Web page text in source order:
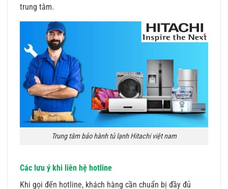
trung tâm.
Trung tâm bảo hành tủ lạnh Hitachi việt nam
Các lưu ý khi liên hệ hotline
Khi gọi đến hotline, khách hàng cần chuẩn bị đầy đủ